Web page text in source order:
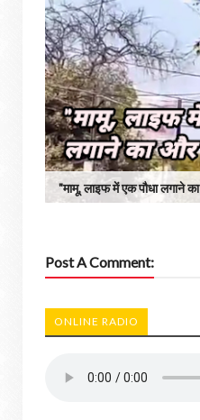
"मामू, लाइफ में एक पौधा लगाने
Post A Comment:
ONLINE RADIO